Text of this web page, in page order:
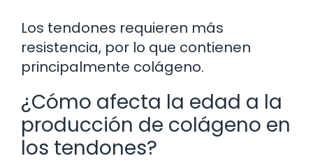
Los tendones requieren más
resistencia, por lo que contienen
principalmente colágeno.
¿Cómo afecta la edad a la
producción de colágeno en
los tendones?